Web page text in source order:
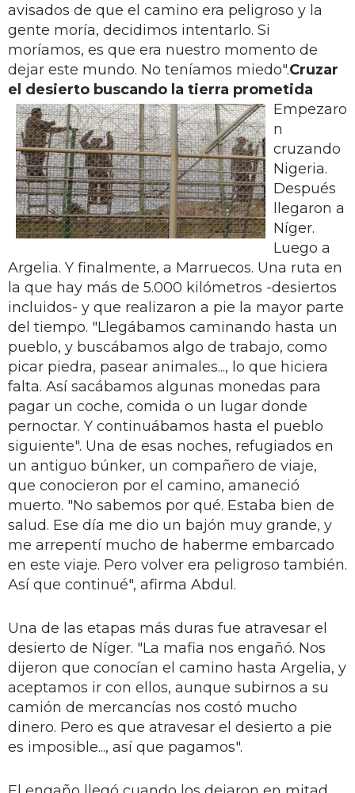
avisados de que el camino era peligroso y la
gente moría, decidimos intentarlo. Si
moríamos, es que era nuestro momento de
dejar este mun­do. No teníamos miedo".Cruzar
el desierto buscando la tierra prometida
Empezaro
n
cruzando
Nigeria.
Des­pués
llegaron a
Níger.
Luego a
Argelia. Y finalmente, a Marruecos. Una ruta en
la que hay más de 5.000 kilómetros -desiertos
incluidos- y que realizaron a pie la mayor parte
del tiempo. "Lle­gábamos caminando hasta un
pueblo, y buscábamos algo de trabajo, como
picar piedra, pasear animales..., lo que hiciera
falta. Así sacábamos algunas monedas para
pagar un coche, comi­da o un lugar donde
pernoctar. Y con­tinuábamos hasta el pueblo
siguien­te". Una de esas noches, refugiados en
un antiguo búnker, un compañero de viaje,
que conocieron por el camino, amaneció
muerto. "No sabemos por qué. Estaba bien de
salud. Ese día me dio un bajón muy grande, y
me arre­pentí mucho de haberme embarcado
en este viaje. Pero volver era peligroso también.
Así que continué", afirma Abdul.
Una de las etapas más duras fue atravesar el
desierto de Níger. "La ma­fia nos engañó. Nos
dijeron que cono­cían el camino hasta Argelia, y
acep­tamos ir con ellos, aunque subirnos a su
camión de mercancías nos costó mucho
dinero. Pero es que atravesar el desierto a pie
es imposible..., así que pagamos".